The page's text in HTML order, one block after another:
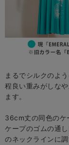
まるでシルクのよ
程良い重みがしな
ます。
36cm丈の同色のケ
ケープのゴムの通
のネックラインに調